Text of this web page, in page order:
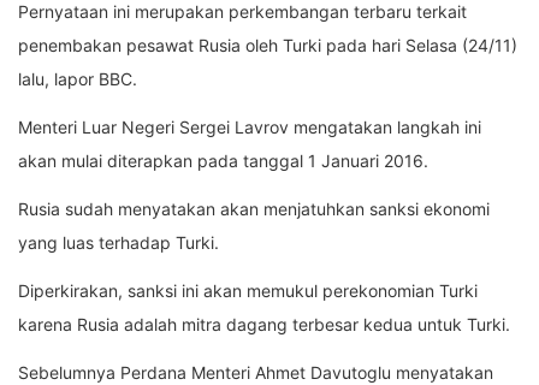
Pernyataan ini merupakan perkembangan terbaru terkait
penembakan pesawat Rusia oleh Turki pada hari Selasa (24/11)
lalu, lapor BBC.
Menteri Luar Negeri Sergei Lavrov mengatakan langkah ini
akan mulai diterapkan pada tanggal 1 Januari 2016.
Rusia sudah menyatakan akan menjatuhkan sanksi ekonomi
yang luas terhadap Turki.
Diperkirakan, sanksi ini akan memukul perekonomian Turki
karena Rusia adalah mitra dagang terbesar kedua untuk Turki.
Sebelumnya Perdana Menteri Ahmet Davutoglu menyatakan